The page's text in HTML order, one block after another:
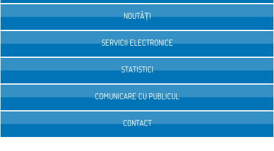
NOUTĂȚI
SERVICII ELECTRONICE
STATISTICI
COMUNICARE CU PUBLICUL
CONTACT